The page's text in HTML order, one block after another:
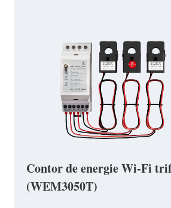
Contor de energie Wi-Fi
(WEM3050T)